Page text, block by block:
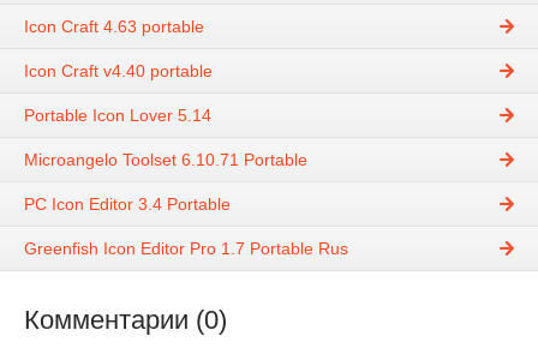
Icon Craft 4.63 portable
Icon Craft v4.40 portable
Portable Icon Lover 5.14
Microangelo Toolset 6.10.71 Portable
PC Icon Editor 3.4 Portable
Greenfish Icon Editor Pro 1.7 Portable Rus
Комментарии (0)